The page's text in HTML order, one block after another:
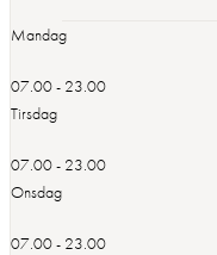
Mandag
07.00 - 23.00
Tirsdag
07.00 - 23.00
Onsdag
07.00 - 23.00